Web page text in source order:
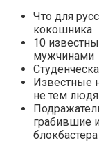
Что для
кокошника
10
мужчинами
Известные
не тем
грабившие
блокбастера